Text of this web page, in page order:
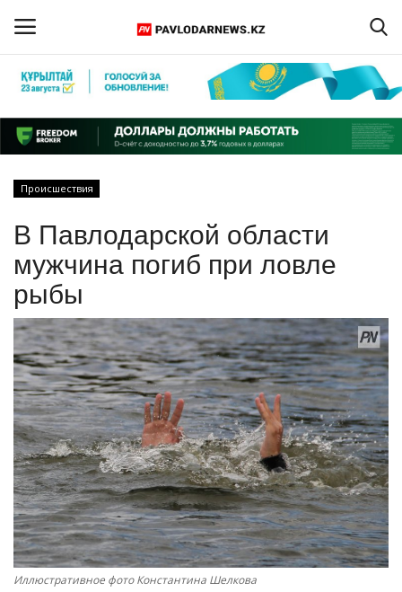
Регистрация
Главная
ПАВЛОДАРСКАЯ ОБЛАСТЬ
КАЗАХСТАН
МИР
СПЕЦПРОЕКТЫ
СПОРТ
Чек-лист
РАЗВЛЕЧЕНИЯ
OFFICIAL
Происшествия
В Павлодарской области
мужчина погиб при ловле
рыбы
Иллюстративное фото Константина Шелкова